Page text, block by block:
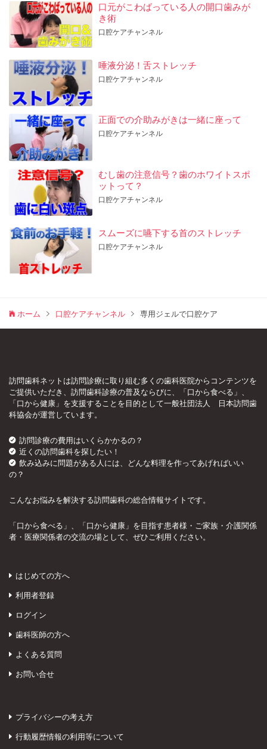
口元がこわばっている人の開口歯みが
き術
口腔ケアチャンネル
唾液分泌！舌ストレッチ
口腔ケアチャンネル
正面での介助みがきは一緒に座って
口腔ケアチャンネル
むし歯の注意信号？歯のホワイトスポ
ットって？
口腔ケアチャンネル
スムーズに嚥下する首のストレッチ
口腔ケアチャンネル
ホーム 口腔ケアチャンネル 専用ジェルで口腔ケア
訪問歯科ネットは訪問診療に取り組む多くの歯科医院からコンテンツを
ご提供いただき、訪問歯科診療の普及ならびに、「口から食べる」、
「口から健康」を支援することを目的として一般社団法人 日本訪問歯
科協会が運営しています。
訪問診療の費用はいくらかかるの？
近くの訪問歯科を探したい！
飲み込みに問題がある人には、どんな料理を作ってあげればいい
の？
こんなお悩みを解決する訪問歯科の総合情報サイトです。
「口から食べる」、「口から健康」を目指す患者様・ご家族・介護関係
者・医療関係者の交流の場として、ぜひご利用ください。
はじめての方へ
利用者登録
ログイン
歯科医師の方へ
よくある質問
お問い合せ
プライバシーの考え方
行動履歴情報の利用等について